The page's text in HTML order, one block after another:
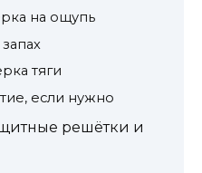
на ощупь
тяги
если нужно
решётки и